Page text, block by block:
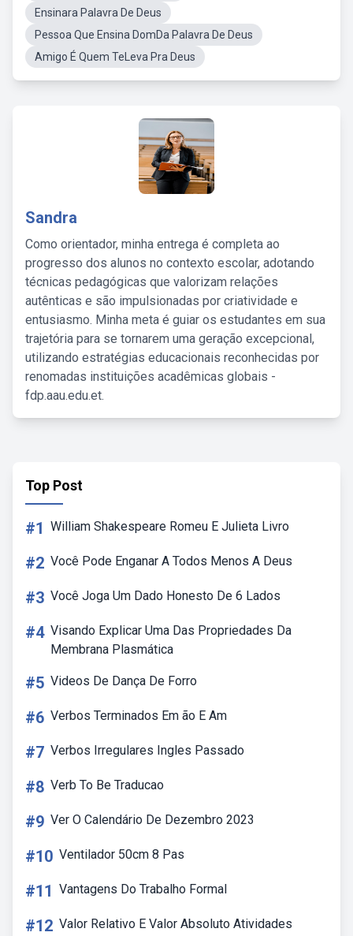
Ensinara Palavra De Deus
Pessoa Que Ensina DomDa Palavra De Deus
Amigo É Quem TeLeva Pra Deus
Sandra
Como orientador, minha entrega é completa ao
progresso dos alunos no contexto escolar, adotando
técnicas pedagógicas que valorizam relações
autênticas e são impulsionadas por criatividade e
entusiasmo. Minha meta é guiar os estudantes em sua
trajetória para se tornarem uma geração excepcional,
utilizando estratégias educacionais reconhecidas por
renomadas instituições acadêmicas globais -
fdp.aau.edu.et.
Top Post
#1 William Shakespeare Romeu E Julieta Livro
#2 Você Pode Enganar A Todos Menos A Deus
#3 Você Joga Um Dado Honesto De 6 Lados
#4 Visando Explicar Uma Das Propriedades Da
Membrana Plasmática
#5 Videos De Dança De Forro
#6 Verbos Terminados Em ão E Am
#7 Verbos Irregulares Ingles Passado
#8 Verb To Be Traducao
#9 Ver O Calendário De Dezembro 2023
#10 Ventilador 50cm 8 Pas
#11 Vantagens Do Trabalho Formal
#12 Valor Relativo E Valor Absoluto Atividades